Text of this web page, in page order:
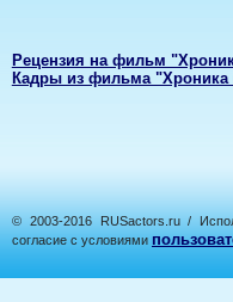
Рецензия на фильм
Кадры из фильма
© 2003-2016 RUSactors.ru /
согласие с условиями